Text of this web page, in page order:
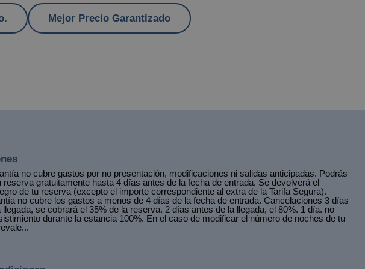
Mejor Precio Garantizado
no cubre gastos por no presentación, modificaciones ni salidas anticipadas. Podrás
reserva gratuitamente hasta 4 días antes de la fecha de entrada. Se devolverá el
de tu reserva (excepto el importe correspondiente al extra de la Tarifa Segura).
no cubre los gastos a menos de 4 días de la fecha de entrada. Cancelaciones 3 días
llegada, se cobrará el 35% de la reserva. 2 días antes de la llegada, el 80%. 1 día. no
durante la estancia 100%. En el caso de modificar el número de noches de tu